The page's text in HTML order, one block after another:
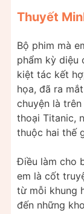
Thuyết
Bộ phim mà
phẩm kỳ diệu
kiệt tác kết
họa, đã ra
chuyện là
thoại Titanic,
thuộc hai thế
Điều làm cho
em là cốt
từ mỗi khung
đến những